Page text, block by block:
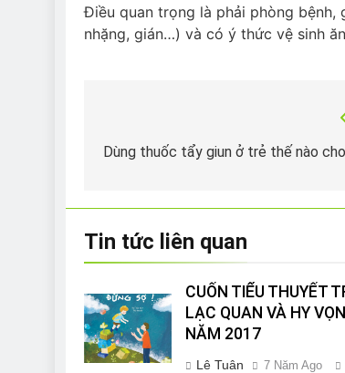
Điều quan trọng là phải phòng
nhặng, gián…) và có ý thức vệ sinh
hướng
Dùng thuốc tẩy giun ở trẻ thế nào
Tin tức liên quan
CUỐN TIỂU THUYẾT
LẠC QUAN VÀ HY
NĂM 2017
Lê Tuân 7 Năm Ago